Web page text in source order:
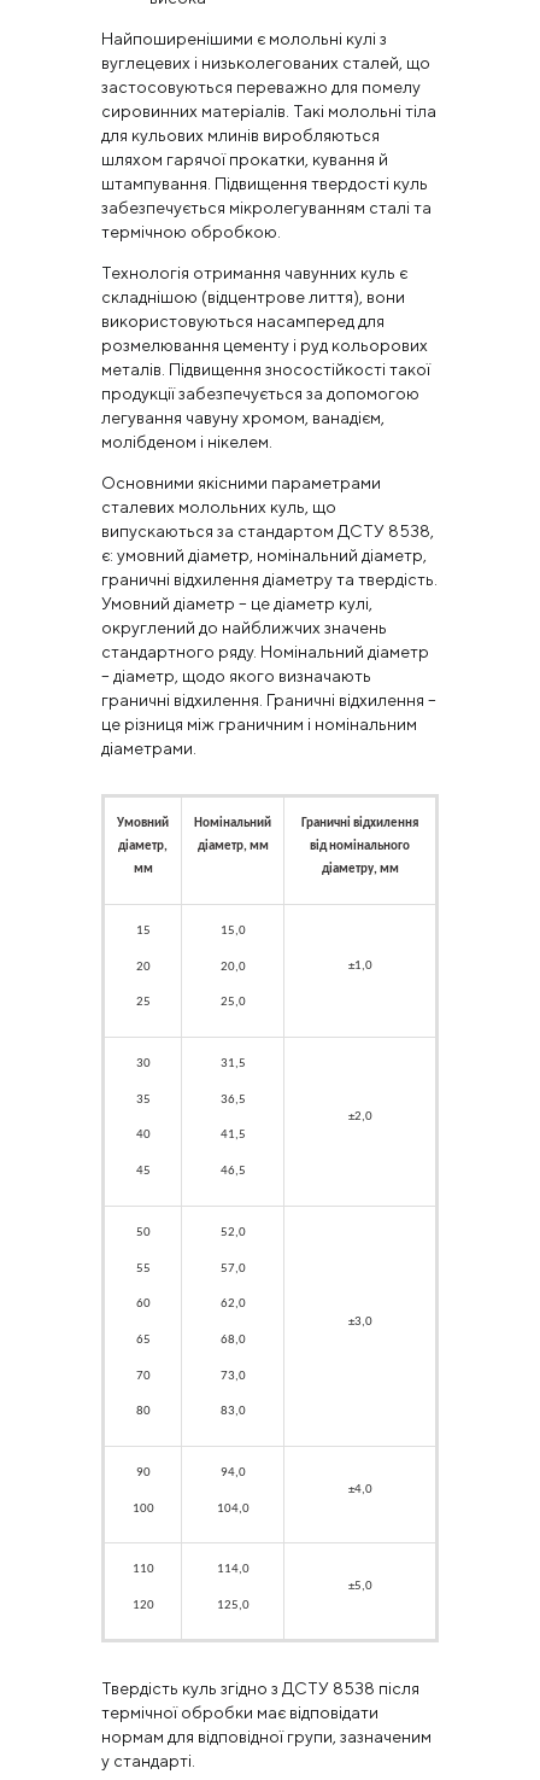
Найпоширенішими є молольні кулі з
вуглецевих і низьколегованих сталей, що
застосовуються переважно для помелу
сировинних матеріалів. Такі молольні тіла
для кульових млинів виробляються
шляхом гарячої прокатки, кування й
штампування. Підвищення твердості куль
забезпечується мікролегуванням сталі та
термічною обробкою.
Технологія отримання чавунних куль є
складнішою (відцентрове лиття), вони
використовуються насамперед для
розмелювання цементу і руд кольорових
металів. Підвищення зносостійкості такої
продукції забезпечується за допомогою
легування чавуну хромом, ванадієм,
молібденом і нікелем.
Основними якісними параметрами
сталевих молольних куль, що
випускаються за стандартом ДСТУ 8538,
є: умовний діаметр, номінальний діаметр,
граничні відхилення діаметру та твердість.
Умовний діаметр – це діаметр кулі,
округлений до найближчих значень
стандартного ряду. Номінальний діаметр
– діаметр, щодо якого визначають
граничні відхилення. Граничні відхилення –
це різниця між граничним і номінальним
діаметрами.
Умовний
діаметр,
мм
Номінальний
діаметр, мм
Граничні відхилення
від номінального
діаметру, мм
15
20
25
15,0
20,0
25,0
±1,0
30
35
40
45
31,5
36,5
41,5
46,5
±2,0
50
55
60
65
70
80
52,0
57,0
62,0
68,0
73,0
83,0
±3,0
90
100
94,0
104,0
±4,0
110
120
114,0
125,0
±5,0
Твердість куль згідно з ДСТУ 8538 після
термічної обробки має відповідати
нормам для відповідної групи, зазначеним
у стандарті.